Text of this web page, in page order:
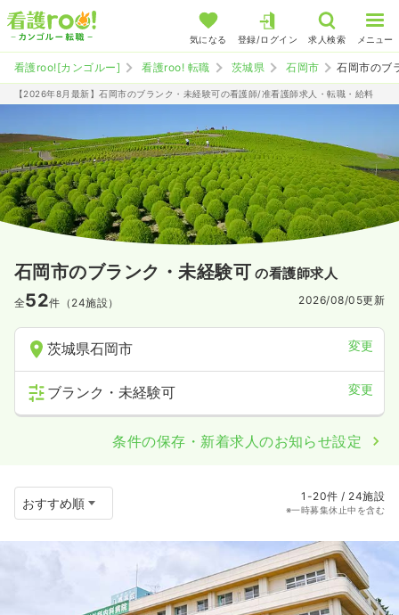
気になる 登録/ログイン 求人検索 メニュー
看護roo![カンゴルー] 看護roo! 転職 茨城県 石岡市 石岡市のブ
【2026年8月最新】石岡市のブランク・未経験可の看護師/准看護師求人・転職・給料
石岡市のブランク・未経験可 の看護師求人
全52件（24施設） 2026/08/05更新
茨城県石岡市 変更
ブランク・未経験可 変更
条件の保存・新着求人のお知らせ設定
1-20件 / 24施設
※一時募集休止中を含む